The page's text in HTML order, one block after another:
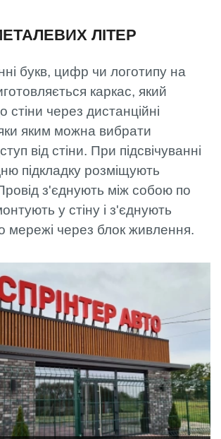
ЛІТЕР
букв, цифр чи логотипу на
каркас, який
стіни через дистанційні
яким можна вибрати
від стіни. При підсвічуванні
підкладку розміщують
з'єднують між собою по
у стіну і з'єднують
мережі через блок живлення.